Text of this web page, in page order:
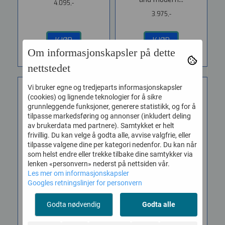
4.095,-
KJØP
3.975,-
KJØP
Vox MSB25 MINI
SUPERBEETLE ...
Vare nr. 8042407
Vox MSB25-BRG MINI ...
Vare nr. 8042406
Om informasjonskapsler på dette
nettstedet
Vi bruker egne og tredjeparts informasjonskapsler
(cookies) og lignende teknologier for å sikre
grunnleggende funksjoner, generere statistikk, og for å
tilpasse markedsføring og annonser (inkludert deling
av brukerdata med partnere). Samtykket er helt
frivillig. Du kan velge å godta alle, avvise valgfrie, eller
tilpasse valgene dine per kategori nedenfor. Du kan når
som helst endre eller trekke tilbake dine samtykker via
lenken «personvern» nederst på nettsiden vår.
Les mer om informasjonskapsler
Googles retningslinjer for personvern
Godta nødvendig Godta alle